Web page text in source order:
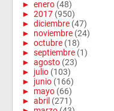
► enero (48)
► 2017 (950)
► diciembre (47)
► noviembre (24)
► octubre (18)
► septiembre (1)
► agosto (23)
► julio (103)
► junio (166)
► mayo (66)
► abril (271)